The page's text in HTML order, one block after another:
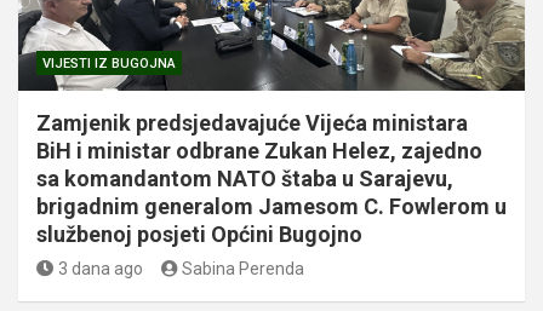
VIJESTI IZ BUGOJNA
Zamjenik predsjedavajuće Vijeća ministara
BiH i ministar odbrane Zukan Helez, zajedno
sa komandantom NATO štaba u Sarajevu,
brigadnim generalom Jamesom C. Fowlerom u
službenoj posjeti Općini Bugojno
3 dana ago Sabina Perenda